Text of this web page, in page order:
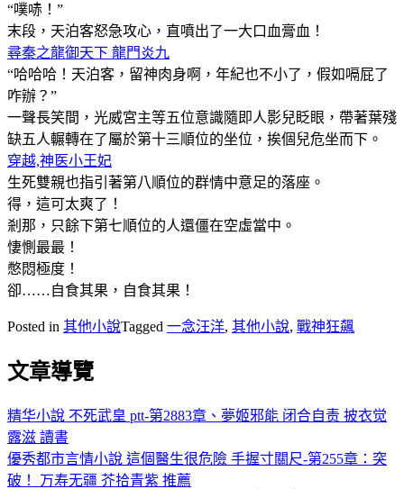
“噗哧！”
末段，天泊客怒急攻心，直噴出了一大口血膏血！
尋秦之龍御天下 龍門炎九
“哈哈哈！天泊客，留神肉身啊，年紀也不小了，假如嗝屁了
咋辦？”
一聲長笑間，光威宮主等五位意識隨即人影兒眨眼，帶著葉殘
缺五人輾轉在了屬於第十三順位的坐位，挨個兒危坐而下。
穿越,神医小王妃
生死雙親也指引著第八順位的群情中意足的落座。
得，這可太爽了！
剎那，只餘下第七順位的人還僵在空虛當中。
悽惻最最！
憋悶極度！
卻……自食其果，自食其果！
Posted in 其他小說Tagged 一念汪洋, 其他小說, 戰神狂飆
文章導覽
精华小說 不死武皇 ptt-第2883章、夢姬邪能 闭合自责 披衣觉
露滋 讀書
優秀都市言情小說 這個醫生很危險 手握寸關尺-第255章：突
破！ 万寿无疆 芥拾青紫 推薦